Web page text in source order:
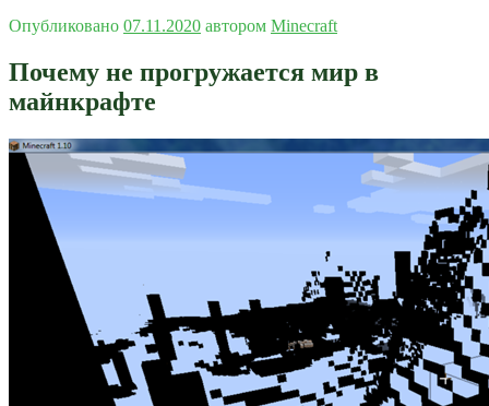
Опубликовано 07.11.2020 автором Minecraft
Почему не прогружается мир в
майнкрафте